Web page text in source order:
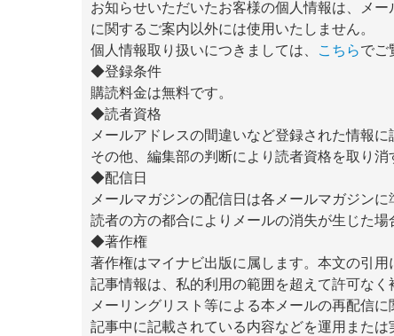
お知らせいただいたお客様の個人情報は、メ
に関するご案内以外には使用いたしません。
個人情報取り扱いにつきましては、
こちらでご
◆登録条件
購読料金は無料です。
◆読者資格
メールアドレスの間違いなど登録された情報
その他、編集部の判断により読者資格を取り消
◆配信日
メールマガジンの配信日は各メールマガジンに
読者の方の都合によりメールの消失が生じた場
◆著作権
著作権はマイナビ出版に属します。本文の引
記事情報は、私的利用の範囲を超えて許可な
メーリングリスト等による本メールの再配信に
記事中に記載されている内容などを運用また